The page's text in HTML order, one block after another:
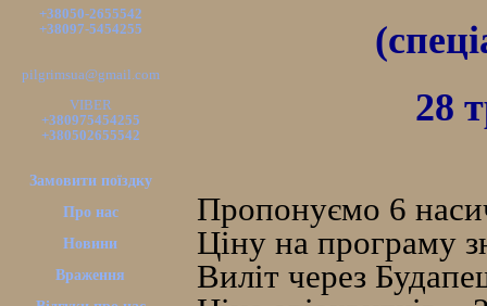
+38050-2655542
+38097-5454255
pilgrimsua@gmail.com
VIBER
+380975454255
+380502655542
Замовити поїздку
Про нас
Новини
Враження
28
Пропонуємо 6
Ціну на програму
Виліт через